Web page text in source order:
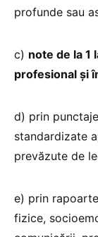
profunde sau
c) note de la 1
profesional şi
d) prin
standardizate
prevăzute de
e) prin
fizice,